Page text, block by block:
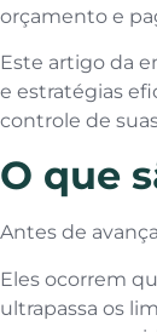
orçamento e
Este artigo da
e estratégias
controle de
O que
Antes de
Eles ocorrem
ultrapassa os